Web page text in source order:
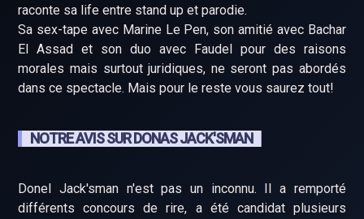
raconte sa life entre stand up et parodie.
Sa sex-tape avec Marine Le Pen, son amitié avec Bachar
El Assad et son duo avec Faudel pour des raisons
morales mais surtout juridiques, ne seront pas abordés
dans ce spectacle. Mais pour le reste vous saurez tout!
NOTRE AVIS SUR DONAS JACK'SMAN
Donel Jack'sman n'est pas un inconnu. Il a remporté
différents concours de rire, a été candidat plusieurs